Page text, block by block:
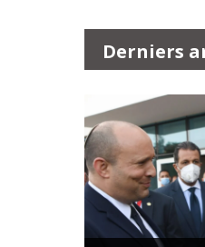
Derniers